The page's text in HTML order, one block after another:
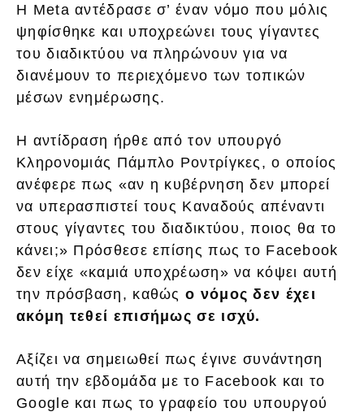
Η Meta αντέδρασε σ’ έναν νόμο που μόλις
ψηφίσθηκε και υποχρεώνει τους γίγαντες
του διαδικτύου να πληρώνουν για να
διανέμουν το περιεχόμενο των τοπικών
μέσων ενημέρωσης.
Η αντίδραση ήρθε από τον υπουργό
Κληρονομιάς Πάμπλο Ροντρίγκες, ο οποίος
ανέφερε πως «αν η κυβέρνηση δεν μπορεί
να υπερασπιστεί τους Καναδούς απέναντι
στους γίγαντες του διαδικτύου, ποιος θα το
κάνει;» Πρόσθεσε επίσης πως το Facebook
δεν είχε «καμιά υποχρέωση» να κόψει αυτή
την πρόσβαση, καθώςο νόμος δεν έχει
ακόμη τεθεί επισήμως σε ισχύ.
Αξίζει να σημειωθεί πως έγινε συνάντηση
αυτή την εβδομάδα με το Facebook και το
Google και πως το γραφείο του υπουργού